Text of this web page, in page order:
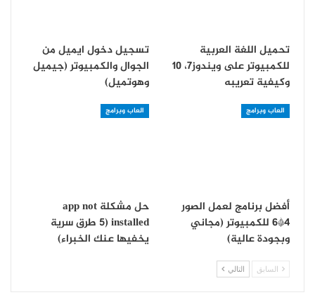
تحميل اللغة العربية
للكمبيوتر على ويندوز7، 10
وكيفية تعريبه
تسجيل دخول ايميل من
الجوال والكمبيوتر (جيميل
وهوتميل)
العاب وبرامج
أفضل برنامج لعمل الصور
4*6 للكمبيوتر (مجاني
وبجودة عالية)
العاب وبرامج
حل مشكلة app not
installed (5 طرق سرية
يخفيها عنك الخبراء)
السابق التالي